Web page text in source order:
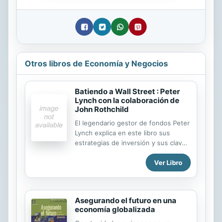
Otros libros de Economía y Negocios
Batiendo a Wall Street : Peter
Lynch con la colaboración de
John Rothchild
El legendario gestor de fondos Peter
Lynch explica en este libro sus
estrategias de inversión y sus claves
sobre cómo seleccionar acciones y
fondos para conseguir la mejor
cartera de inversiones posible. Inicia
como gestor del Magellan Fund
analizando las estrategias que siguió,
la metodología que usó y las
Ver Libro
Asegurando el futuro en una
economía globalizada